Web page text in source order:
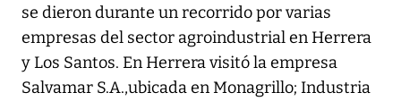
se dieron durante un recorrido por varias
empresas del sector agroindustrial en Herrera
y Los Santos. En Herrera visitó la empresa
Salvamar S.A.,ubicada en Monagrillo; Industria